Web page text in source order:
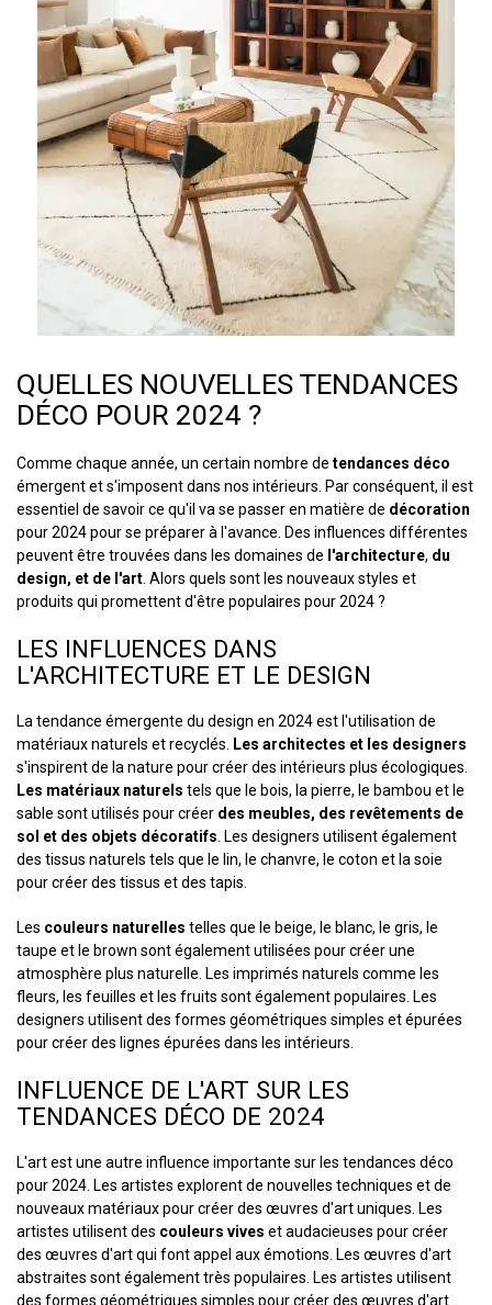
QUELLES NOUVELLES TENDANCES
DÉCO POUR 2024 ?
Comme chaque année, un certain nombre de tendances déco
émergent et s'imposent dans nos intérieurs. Par conséquent, il est
essentiel de savoir ce qu'il va se passer en matière de décoration
pour 2024 pour se préparer à l'avance. Des influences différentes
peuvent être trouvées dans les domaines de l'architecture, du
design, et de l'art . Alors quels sont les nouveaux styles et
produits qui promettent d'être populaires pour 2024 ?
LES INFLUENCES DANS
L'ARCHITECTURE ET LE DESIGN
La tendance émergente du design en 2024 est l'utilisation de
matériaux naturels et recyclés. Les architectes et les designers
s'inspirent de la nature pour créer des intérieurs plus écologiques.
Les matériaux naturels tels que le bois, la pierre, le bambou et le
sable sont utilisés pour créer des meubles, des revêtements de
sol et des objets décoratifs . Les designers utilisent également
des tissus naturels tels que le lin, le chanvre, le coton et la soie
pour créer des tissus et des tapis.
Les couleurs naturelles telles que le beige, le blanc, le gris, le
taupe et le brown sont également utilisées pour créer une
atmosphère plus naturelle. Les imprimés naturels comme les
fleurs, les feuilles et les fruits sont également populaires. Les
designers utilisent des formes géométriques simples et épurées
pour créer des lignes épurées dans les intérieurs.
INFLUENCE DE L'ART SUR LES
TENDANCES DÉCO DE 2024
L'art est une autre influence importante sur les tendances déco
pour 2024. Les artistes explorent de nouvelles techniques et de
nouveaux matériaux pour créer des œuvres d'art uniques. Les
artistes utilisent des couleurs vives et audacieuses pour créer
des œuvres d'art qui font appel aux émotions. Les œuvres d'art
abstraites sont également très populaires. Les artistes utilisent
des formes géométriques simples pour créer des œuvres d'art